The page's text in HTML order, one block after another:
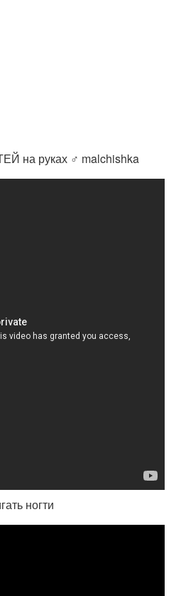
на руках ♂ malchishka
ногти